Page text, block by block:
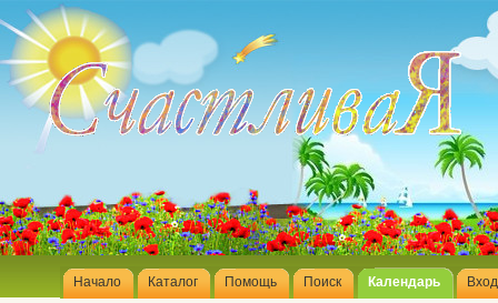
Начало Каталог Помощь Поиск Календарь Вход